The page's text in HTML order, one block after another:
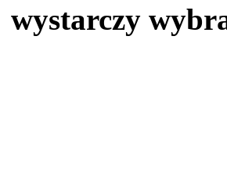
wystarczy